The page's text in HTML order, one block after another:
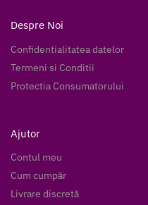
Despre Noi
Confidentialitatea datelor
Termeni si Conditii
Protectia Consumatorului
Ajutor
Contul meu
Cum cumpăr
Livrare discretă